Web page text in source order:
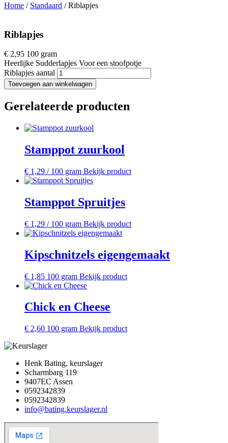
Home / Standaard / Riblapjes
Riblapjes
€ 2,95 100 gram
Heerlijke Sudderlapjes Voor een stoofpotje
Riblapjes aantal
Toevoegen aan winkelwagen
Gerelateerde producten
Stamppot zuurkool
€ 1,29 / 100 gram Bekijk product
Stamppot Spruitjes
€ 1,29 / 100 gram Bekijk product
Kipschnitzels eigengemaakt
€ 1,85 100 gram Bekijk product
Chick en Cheese
€ 2,60 100 gram Bekijk product
Henk Bating, keurslager
Scharmbarg 119
9407EC Assen
0592342839
0592342839
info@bating.keurslager.nl